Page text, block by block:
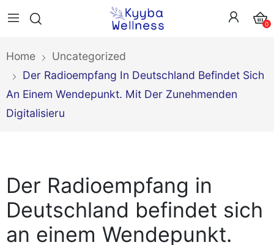
0
Home
Uncategorized
Der Radioempfang In Deutschland Befindet Sich
An Einem Wendepunkt. Mit Der Zunehmenden
Digitalisieru
Der Radioempfang in
Deutschland befindet sich
an einem Wendepunkt.